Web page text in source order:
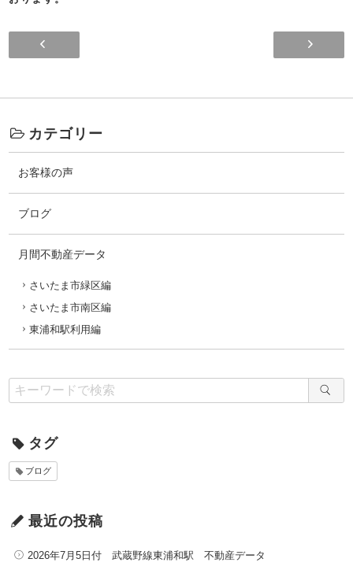
カテゴリー
お客様の声
ブログ
月間不動産データ
さいたま市緑区編
さいたま市南区編
東浦和駅利用編
タグ
ブログ
最近の投稿
2026年7月5日付 武蔵野線東浦和駅 不動産データ